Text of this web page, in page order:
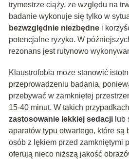
trymestrze ciąży, ze względu na
badanie wykonuje się tylko w
bezwzględnie niezbędnei
potencjalne ryzyko. W
rezonans jest rutynowo
Klaustrofobia może stanowić
przeprowadzeniu badania,
przebywać w zamkniętej
15-40 minut. W takich
zastosowanie lekkiej sedacjilub
aparatów typu otwartego, które są
osób z lękiem przed zamkniętymi
oferują nieco niższą jakość